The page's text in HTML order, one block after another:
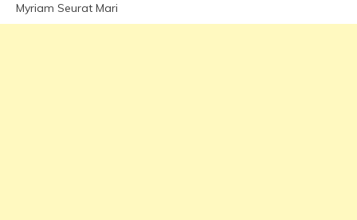
Myriam Seurat Mari